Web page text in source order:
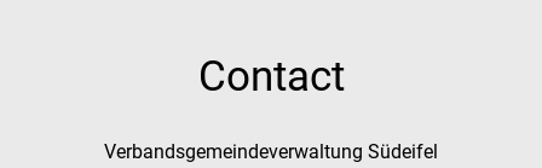
Contact
Verbandsgemeindeverwaltung Südeifel